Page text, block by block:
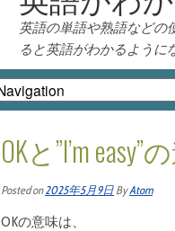
英語の単語や熟語などの
ると英語がわかるように
OKと”I’m easy”
Posted on2025年5月9日 ByAtom
OKの意味は、